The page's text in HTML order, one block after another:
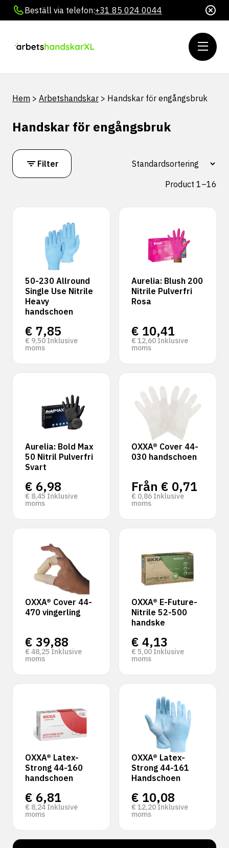
Beställ via telefon:+31 85 024 0044
Hem > Arbetshandskar > Handskar för engångsbruk
Handskar för engångsbruk
Filter
Product 1–16
50-230 Allround
Single Use Nitrile
Heavy
handschoen
€ 7,85
€ 9,50 Inklusive
moms
Aurelia: Blush 200
Nitrile Pulverfri
Rosa
€ 10,41
€ 12,60 Inklusive
moms
Aurelia: Bold Max
50 Nitril Pulverfri
Svart
€ 6,98
€ 8,45 Inklusive
moms
OXXA® Cover 44-
030 handschoen
Från € 0,71
€ 0,86 Inklusive
moms
OXXA® Cover 44-
470 vingerling
€ 39,88
€ 48,25 Inklusive
moms
OXXA® E-Future-
Nitrile 52-500
handske
€ 4,13
€ 5,00 Inklusive
moms
OXXA® Latex-
Strong 44-160
handschoen
€ 6,81
€ 8,24 Inklusive
moms
OXXA® Latex-
Strong 44-161
Handschoen
€ 10,08
€ 12,20 Inklusive
moms